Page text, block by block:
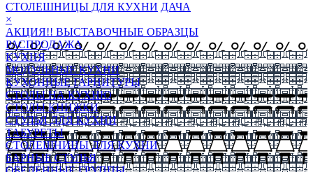
СТОЛЕШНИЦЫ ДЛЯ КУХНИ ДАЧА
×
АКЦИЯ!! ВЫСТАВОЧНЫЕ ОБРАЗЦЫ
РАСПРОДАЖА
КУХНЯ
МОДУЛЬНЫЕ КУХНИ
КУХОННЫЕ ГАРНИТУРЫ
СТОЛЫ НА КУХНЮ
СТОЛЫ КНИЖКИ
СТУЛЬЯ ДЛЯ КУХНИ
ТАБУРЕТЫ
СТОЛЕШНИЦЫ ДЛЯ КУХНИ
БАРНЫЕ СТУЛЬЯ